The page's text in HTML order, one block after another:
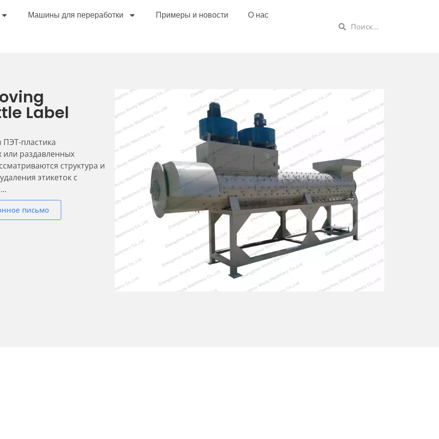
Машины для переработки Примеры и новости О нас
Label
ПЭТ-пластика
или раздавленных
структура и
этикеток с
письмо